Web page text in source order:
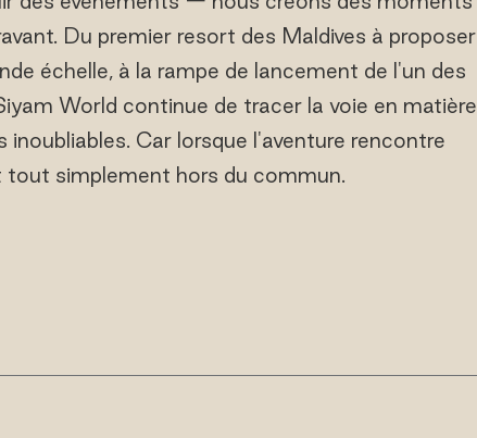
Du premier resort des Maldives à proposer
échelle, à la rampe de lancement de l'un des
World continue de tracer la voie en matière
Car lorsque l'aventure rencontre
tout simplement hors du commun.